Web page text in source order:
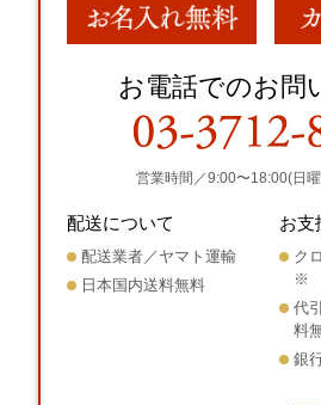
お電話でのお問
営業時間／9:00〜18:00(日
配送について
配送業者／ヤマト運輸
日本国内送料無料
お支
ク
※
代
料
銀